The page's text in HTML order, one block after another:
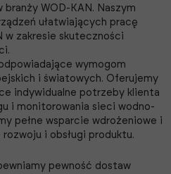
WOD-KAN. Naszym
ułatwiających pracę
w zakresie skuteczności
wymogom
i światowych. Oferujemy
indywidualne potrzeby klienta
i monitorowania sieci wodno-
pełne wsparcie wdrożeniowe i
i obsługi produktu.
pewność dostaw